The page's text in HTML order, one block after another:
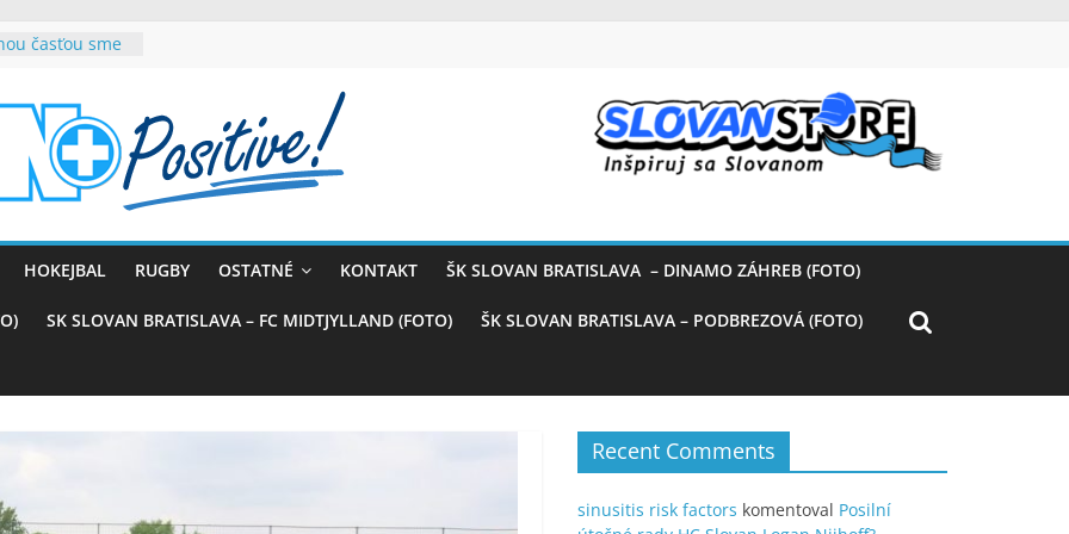
časťou sme
tímového
prvenstvo
nad
HOKEJBAL RUGBY OSTATNÉ KONTAKT ŠK SLOVAN BRATISLAVA – DINAMO ZÁHREB (FOTO)
SK SLOVAN BRATISLAVA – FC MIDTJYLLAND (FOTO) ŠK SLOVAN BRATISLAVA – PODBREZOVÁ (FOTO)
Recent Comments
sinusitis risk factors komentoval Posilní